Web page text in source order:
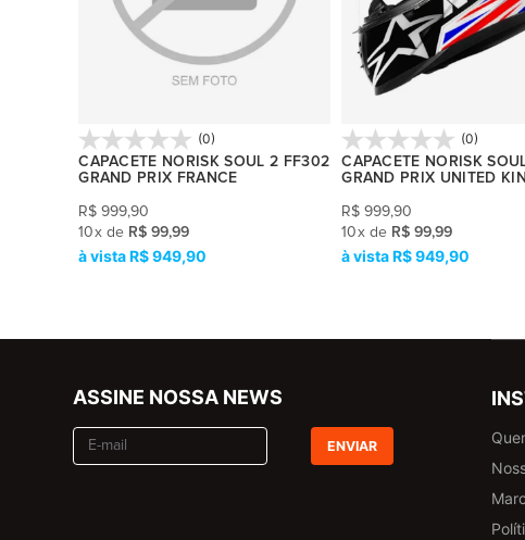
(0)
CAPACETE NORISK SOUL 2 FF302
GRAND PRIX FRANCE
R$ 999,90
10x de R$ 99,99
R$ 949,90
(0)
CAPACETE NORISK
GRAND PRIX UNITED
R$ 999,90
10x de R$ 99,99
R$ 949,90
ASSINE NOSSA NEWS
ENVIAR